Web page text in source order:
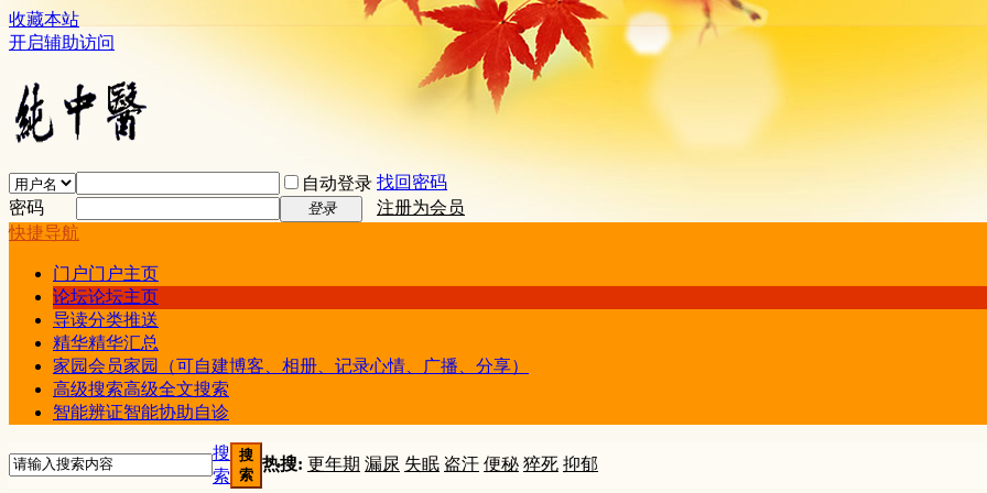
收藏本站
开启辅助访问
自动登录 找回密码
密码
登录
注册为会员
快捷导航
门户门户主页
论坛论坛主页
导读分类推送
精华精华汇总
家园会员家园（可自建博客、相册、记录心情、广播、分享）
高级搜索高级全文搜索
智能辨证智能协助自诊
搜
索
搜
索
热搜: 更年期 漏尿 失眠 盗汗 便秘 猝死 抑郁